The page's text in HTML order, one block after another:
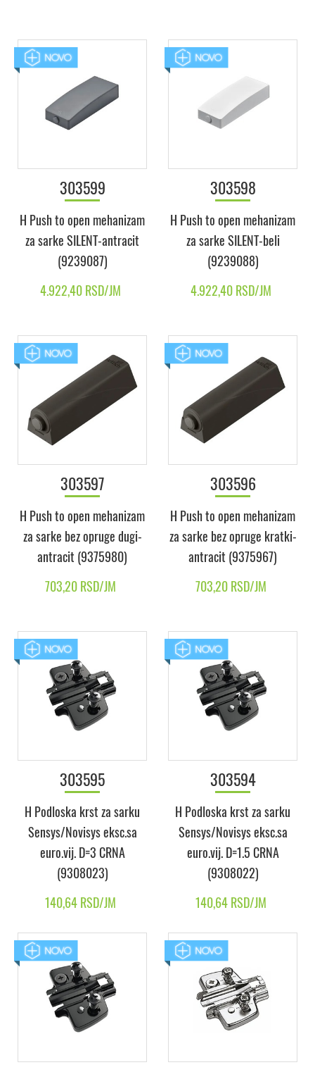
303599
H Push to open mehanizam
za sarke SILENT-antracit
(9239087)
4.922,40 RSD/JM
303598
H Push to open mehanizam
za sarke SILENT-beli
(9239088)
4.922,40 RSD/JM
303597
H Push to open mehanizam
za sarke bez opruge dugi-
antracit (9375980)
703,20 RSD/JM
303596
H Push to open mehanizam
za sarke bez opruge kratki-
antracit (9375967)
703,20 RSD/JM
303595
H Podloska krst za sarku
Sensys/Novisys eksc.sa
euro.vij. D=3 CRNA
(9308023)
140,64 RSD/JM
303594
H Podloska krst za sarku
Sensys/Novisys eksc.sa
euro.vij. D=1.5 CRNA
(9308022)
140,64 RSD/JM